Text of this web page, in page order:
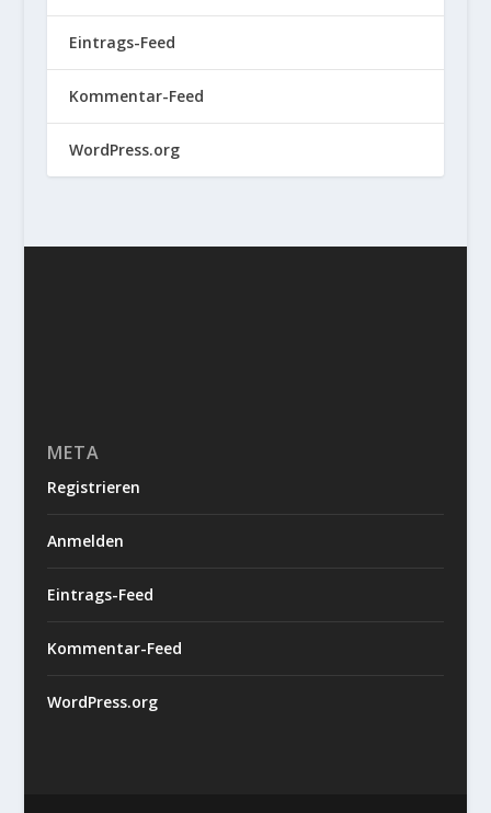
Eintrags-Feed
Kommentar-Feed
WordPress.org
META
Registrieren
Anmelden
Eintrags-Feed
Kommentar-Feed
WordPress.org